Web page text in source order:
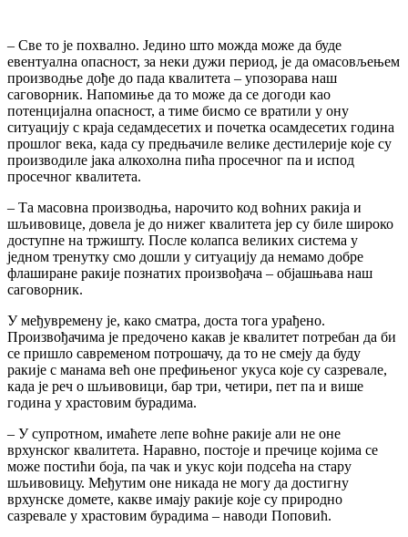
– Све то је похвално. Једино што можда може да буде
евентуална опасност, за неки дужи период, је да омасовљењем
производње дође до пада квалитета – упозорава наш
саговорник. Напомиње да то може да се догоди као
потенцијална опасност, а тиме бисмо се вратили у ону
ситуацију с краја седамдесетих и почетка осамдесетих година
прошлог века, када су предњачиле велике дестилерије које су
производиле јака алкохолна пића просечног па и испод
просечног квалитета.
– Та масовна производња, нарочито код воћних ракија и
шљивовице, довела је до нижег квалитета јер су биле широко
доступне на тржишту. После колапса великих система у
једном тренутку смо дошли у ситуацију да немамо добре
флаширане ракије познатих произвођача – објашњава наш
саговорник.
У међувремену је, како сматра, доста тога урађено.
Произвођачима је предочено какав је квалитет потребан да би
се пришло савременом потрошачу, да то не смеју да буду
ракије с манама већ оне префињеног укуса које су сазревале,
када је реч о шљивовици, бар три, четири, пет па и више
година у храстовим бурадима.
– У супротном, имаћете лепе воћне ракије али не оне
врхунског квалитета. Наравно, постоје и пречице којима се
може постићи боја, па чак и укус који подсећа на стару
шљивовицу. Међутим оне никада не могу да достигну
врхунске домете, какве имају ракије које су природно
сазревале у храстовим бурадима – наводи Поповић.